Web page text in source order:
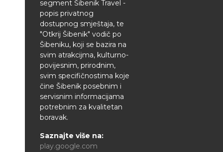
segment Šibenik Travel -
popis privatnog
dostupnog smještaja, te
"Otkrij Šibenik" vodič po
Šibeniku, koji se bazira na
svim atrakcijma, kulturno-
povijesnim, prirodnim,
svim specifičnostima koje
čine Šibenik posebnim i
servisnim informacijama
potrebnim za kvalitetan
boravak.
Saznajte više na:
play.google.com